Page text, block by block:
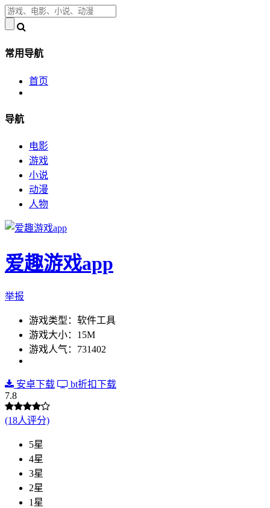
常用导航
首页
导航
电影
游戏
小说
动漫
人物
爱趣游戏app
举报
游戏类型：软件工具
游戏大小：15M
游戏人气：731402
安卓下载
bt折扣下载
7.8
(18人评分)
5星
4星
3星
2星
1星